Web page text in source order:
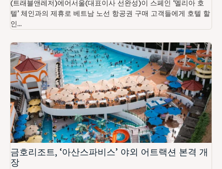
(트래블앤레저)에어서울(대표이사 선완성)이 스페인 ‘멜리아 호
텔’ 체인과의 제휴로 베트남 노선 항공권 구매 고객들에게 호텔 할
인...
금호리조트, ‘아산스파비스’ 야외 어트랙션 본격 개
장